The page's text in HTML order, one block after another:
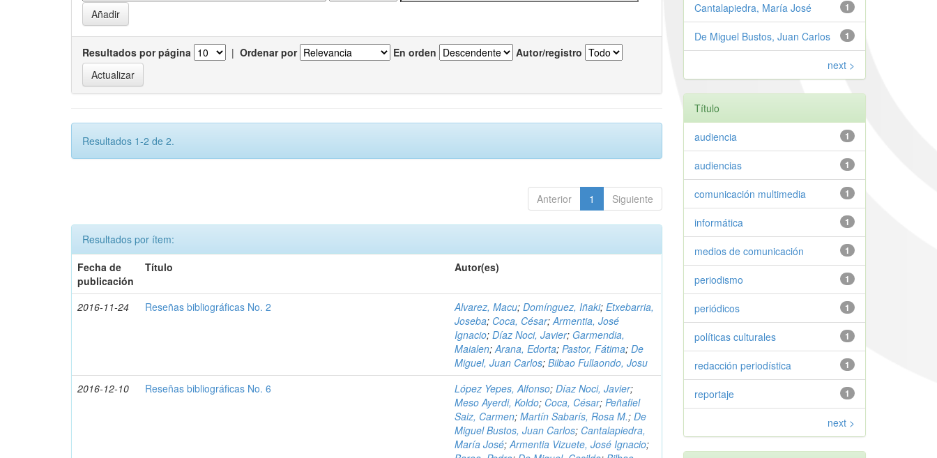
Resultados por página | Ordenar por En orden Autor/registro
Resultados 1-2 de 2.
Anterior 1 Siguiente
Resultados por ítem:
Fecha de
publicación
Título Autor(es)
2016-11-24 Reseñas bibliográficas No. 2 Alvarez, Macu;Domínguez, Iñaki;Etxebarria,
Joseba; Coca, César;Armentia, José
Ignacio;Díaz Noci, Javier; Garmendia,
Maialen;Arana, Edorta;Pastor, Fátima;De
Miguel, Juan Carlos;Bilbao Fullaondo, Josu
2016-12-10
Reseñas bibliográficas No. 6 López Yepes, Alfonso;Díaz Noci, Javier;
Meso Ayerdi, Koldo; Coca, César;Peñafiel
Saiz, Carmen;Martín Sabarís, Rosa M.;De
Miguel Bustos, Juan Carlos; Cantalapiedra,
María José;Armentia Vizuete, José Ignacio;
1
Cantalapiedra, María José
1
De Miguel Bustos, Juan Carlos
next >
Título
1
audiencia
1
audiencias
1
comunicación multimedia
1
informática
1
medios de comunicación
1
periodismo
1
periódicos
1
políticas culturales
1
redacción periodística
1
reportaje
next >